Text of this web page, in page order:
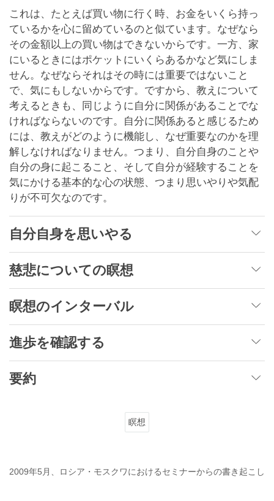
これは、たとえば買い物に行く時、お金をいくら持っ
ているかを心に留めているのと似ています。なぜなら
その金額以上の買い物はできないからです。一方、家
にいるときにはポケットにいくらあるかなど気にしま
せん。なぜならそれはその時には重要ではないこと
で、気にもしないからです。ですから、教えについて
考えるときも、同じように自分に関係があることでな
ければならないのです。自分に関係あると感じるため
には、教えがどのように機能し、なぜ重要なのかを理
解しなければなりません。つまり、自分自身のことや
自分の身に起こること、そして自分が経験することを
気にかける基本的な心の状態、つまり思いやりや気配
りが不可欠なのです。
自分自身を思いやる
慈悲についての瞑想
瞑想のインターバル
進歩を確認する
要約
瞑想
2009年5月、ロシア・モスクワにおけるセミナーからの書き起こし